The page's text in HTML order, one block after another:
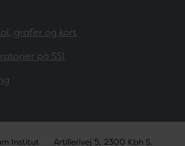
grafer og kort
på SSI
Institut Artillerivej 5, 2300 Kbh S.